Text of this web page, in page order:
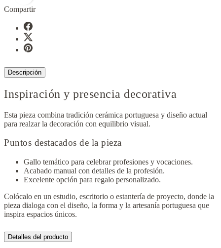
Compartir
Descripción
Inspiración y presencia decorativa
Esta pieza combina tradición cerámica portuguesa y diseño actual
para realzar la decoración con equilibrio visual.
Puntos destacados de la pieza
Gallo temático para celebrar profesiones y vocaciones.
Acabado manual con detalles de la profesión.
Excelente opción para regalo personalizado.
Colócalo en un estudio, escritorio o estantería de proyecto, donde la
pieza dialoga con el diseño, la forma y la artesanía portuguesa que
inspira espacios únicos.
Detalles del producto